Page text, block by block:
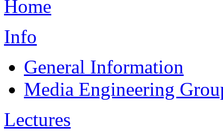
Home
Info
General Information
Media Engineering
Lectures